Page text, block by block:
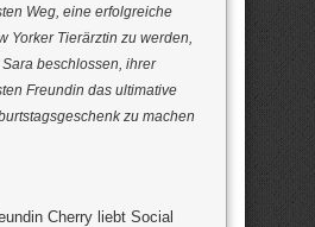
Weg, eine erfolgreiche
Yorker Tierärztin zu werden,
Sara beschlossen, ihrer
Freundin das ultimative
zu machen
Cherry liebt Social